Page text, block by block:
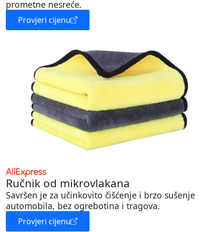
prometne nesreće.
Provjeri cijenu
Ručnik od mikrovlakana
Savršen je za učinkovito čišćenje i brzo sušenje
automobila, bez ogrebotina i tragova.
Provjeri cijenu